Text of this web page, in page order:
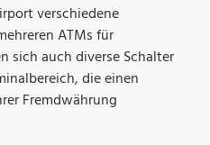
verschiedene
ATMs für
sich auch diverse Schalter
die einen
Fremdwährung